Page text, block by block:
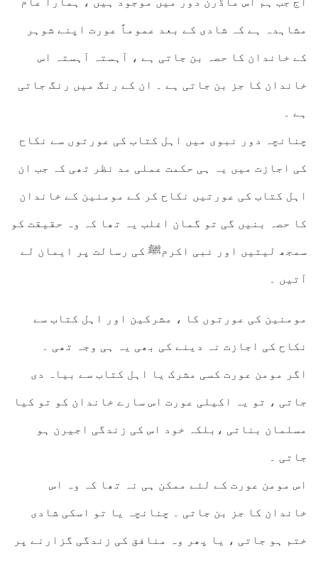
مشاہدہ ہے کہ شادی کے بعد عموماً عورت اپنے شوہر
کے خاندان کا حصہ بن جاتی ہے ، آہستہ آہستہ اس
خاندان کا جز بن جاتی ہے ۔ ان کے رنگ میں رنگ جاتی
ہے ۔
چنانچہ دور نبوی میں اہل کتاب کی عورتوں سے نکاح
کی اجازت میں یہ ہی حکمت عملی مد نظر تھی کہ جب ان
اہل کتاب کی عورتیں نکاح کر کے مومنین کے خاندان
کا حصہ بنیں گی تو گمان اغلب یہ تھا کہ وہ حقیقت کو
سمجھ لیتیں اور نبی اکرمﷺ کی رسالت پر ایمان لے
آتیں ۔
مومنین کی عورتوں کا ، مشرکین اور اہل کتاب سے
نکاح کی اجازت نہ دینے کی بھی یہ ہی وجہ تھی ۔
اگر مومن عورت کسی مشرک یا اہل کتاب سے بیاہ دی
جاتی ، تو یہ اکیلی عورت اس سارے خاندان کو تو کیا
مسلمان بناتی ،بلکہ خود اس کی زندگی اجیرن ہو
جاتی ۔
اس مومن عورت کے لئے ممکن ہی نہ تھا کہ وہ اس
خاندان کا جز بن جاتی ۔ چنانچہ یا تو اسکی شادی
ختم ہو جاتی ، یا پھر وہ منافق کی زندگی گزارنے پر